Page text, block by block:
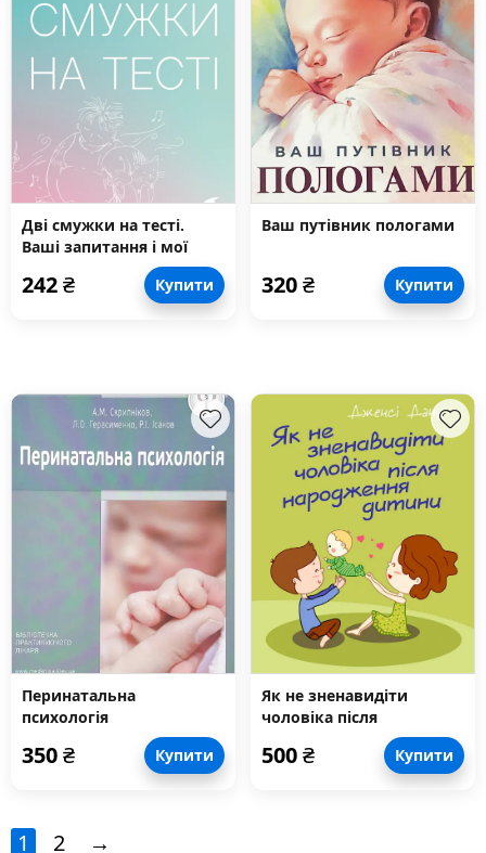
Дві смужки на тесті.
Ваші запитання і мої
відповіді про вагітність
242₴ Купити
Ваш путівник пологами
320₴ Купити
Перинатальна
психологія
350₴ Купити
Як не зненавидіти
чоловіка після
народження дитини
500₴ Купити
1 2 →